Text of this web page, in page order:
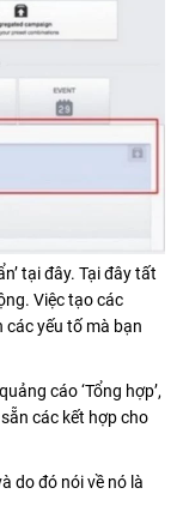
tại đây. Tại đây tất
Việc tạo các
yếu tố mà bạn
cáo ‘Tổng hợp’,
các kết hợp cho
do đó nói về nó là